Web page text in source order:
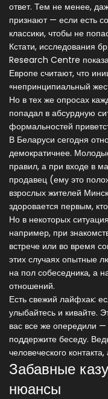
ответ. Тем не менее,
признают — если есть
классики, чтобы не
Кстати, исследования
Research Centre
Европе считают, что
«непринципиальный
Но в тех же опросах
попадал в абсурдную
формальностей
В Беларуси сегодня
демократичнее.
правил, а при входе в
продавец (ему это
взрослых жителей
здоровается первым,
Но в некоторых
например, при
встрече или во время
этих случаях опытные
на пол собеседника, а
отношений.
Есть свежий лайфхак:
улыбайтесь и кивайте.
вас все же опередили
поддержите беседу.
человеческого
Забавные
нюансы